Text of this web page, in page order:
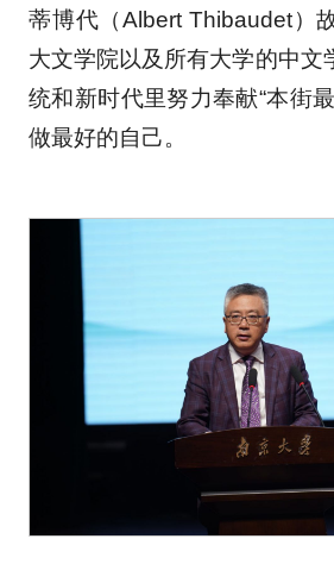
蒂博代（Albert Thibaudet）
大文学院以及所有大学的中文
统和新时代里努力奉献“本街
做最好的自己。